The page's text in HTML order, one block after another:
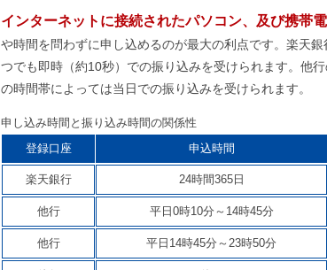
インターネットに接続されたパソコン、及び携帯
や時間を問わずに申し込めるのが最大の利点です。楽天
つでも即時（約10秒）での振り込みを受けられます。他
の時間帯によっては当日での振り込みを受けられます。
申し込み時間と振り込み時間の関係性
登録口座
申込時間
楽天銀行 24時間365日
他行 平日0時10分～14時45分
他行 平日14時45分～23時50分